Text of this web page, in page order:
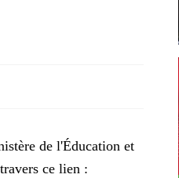
de l'Éducation et
ce lien :